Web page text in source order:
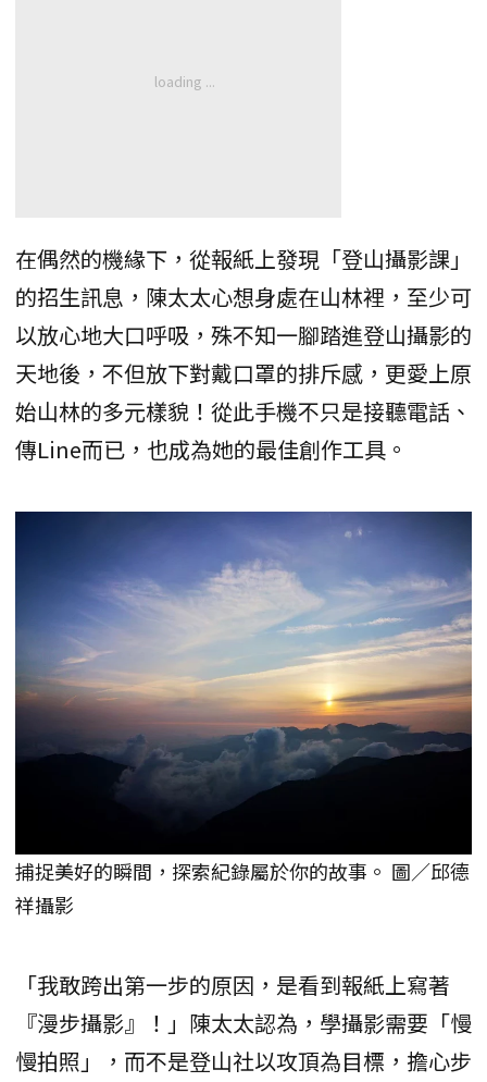
在偶然的機緣下，從報紙上發現「登山攝影課」
的招生訊息，陳太太心想身處在山林裡，至少可
以放心地大口呼吸，殊不知一腳踏進登山攝影的
天地後，不但放下對戴口罩的排斥感，更愛上原
始山林的多元樣貌！從此手機不只是接聽電話、
傳Line而已，也成為她的最佳創作工具。
捕捉美好的瞬間，探索紀錄屬於你的故事。 圖／邱德
祥攝影
「我敢跨出第一步的原因，是看到報紙上寫著
『漫步攝影』！」陳太太認為，學攝影需要「慢
慢拍照」，而不是登山社以攻頂為目標，擔心步